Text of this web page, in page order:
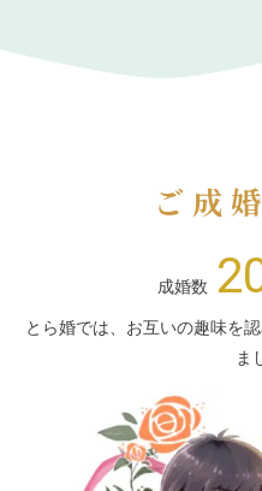
ご成
成婚数
とら婚では、お互いの趣味を
ま